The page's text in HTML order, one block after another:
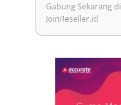
Gabung Sekarang di
JoinReseller.id